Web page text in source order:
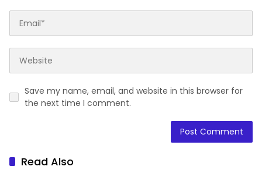
Save my name, email, and website in this browser for
the next time I comment.
Read Also